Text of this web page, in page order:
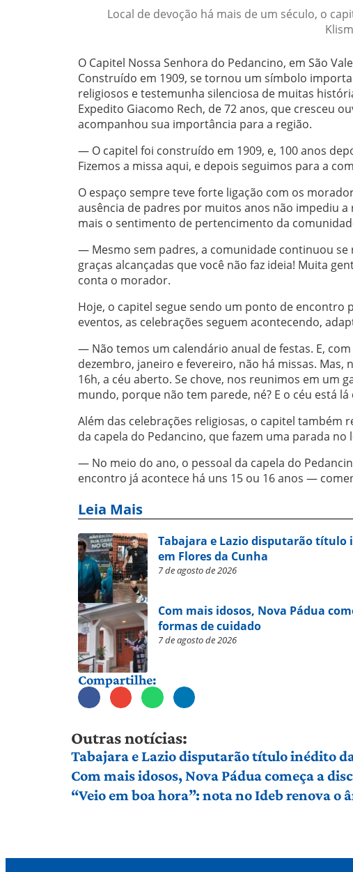
Local de devoção há mais de um século, o
O Capitel Nossa Senhora do Pedancino, em São
Construído em 1909, se tornou um símbolo
religiosos e testemunha silenciosa de muitas
Expedito Giacomo Rech, de 72 anos, que cresceu
acompanhou sua importância para a região.
— O capitel foi construído em 1909, e, 100 anos
Fizemos a missa aqui, e depois seguimos para a
O espaço sempre teve forte ligação com os
ausência de padres por muitos anos não impediu
mais o sentimento de pertencimento da
— Mesmo sem padres, a comunidade continuou
graças alcançadas que você não faz ideia! Muita
conta o morador.
Hoje, o capitel segue sendo um ponto de encontro
eventos, as celebrações seguem acontecendo,
— Não temos um calendário anual de festas. E,
dezembro, janeiro e fevereiro, não há missas.
16h, a céu aberto. Se chove, nos reunimos em um
mundo, porque não tem parede, né? E o céu está
Além das celebrações religiosas, o capitel também
da capela do Pedancino, que fazem uma parada no
— No meio do ano, o pessoal da capela do
encontro já acontece há uns 15 ou 16 anos —
Leia Mais
Tabajara e Lazio disputarão título
em Flores da Cunha
7 de agosto de 2026
Com mais idosos, Nova Pádua
formas de cuidado
7 de agosto de 2026
Compartilhe:
Outras notícias:
Tabajara e Lazio disputarão título inédito
Com mais idosos, Nova Pádua começa a
“Veio em boa hora”: nota no Ideb renova